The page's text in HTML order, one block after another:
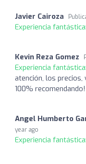
Javier Cairoza
Experiencia fantástica:
Kevin Reza Gomez
Experiencia fantástica:
atención, los
100%
Angel Humberto
year ago
Experiencia fantástica: